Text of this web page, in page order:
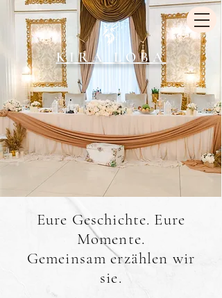
KIRA LOBA
Eure Geschichte. Eure
Momente.
Gemeinsam erzählen wir
sie.